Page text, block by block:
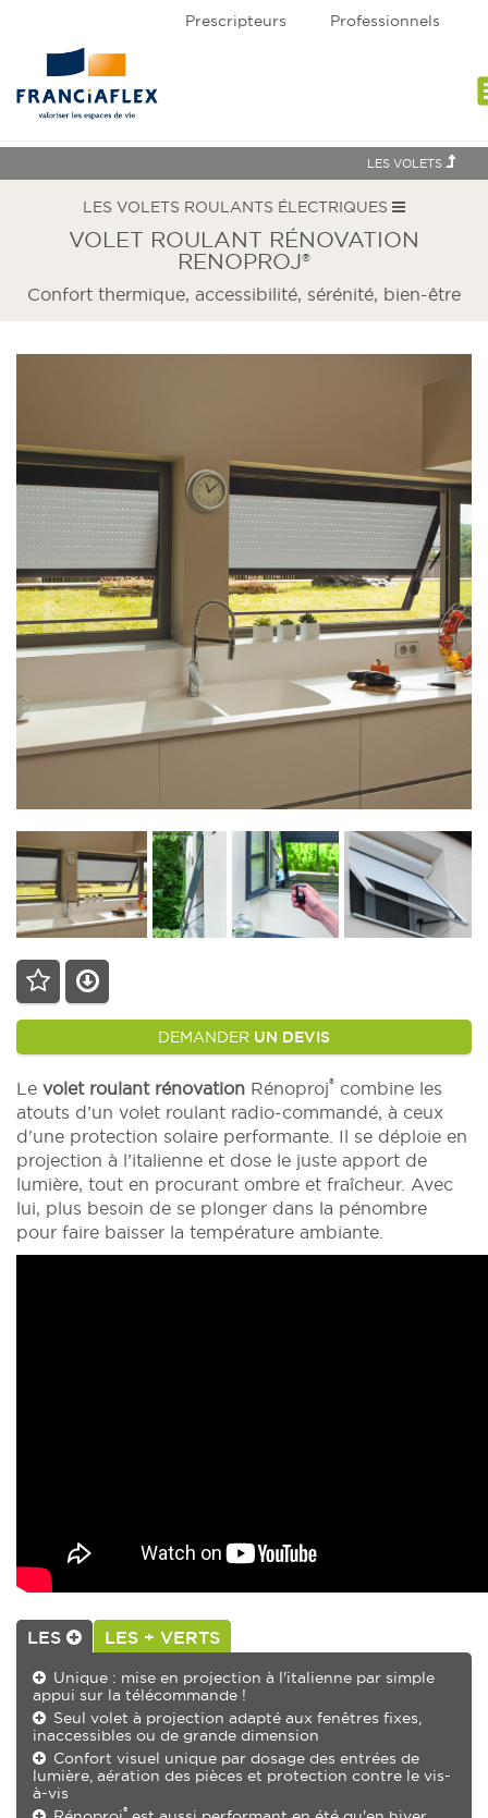
Prescripteurs Professionnels
LES VOLETS
LES VOLETS ROULANTS ÉLECTRIQUES
VOLET ROULANT RÉNOVATION
RENOPROJ®
Confort thermique, accessibilité, sérénité, bien-être
DEMANDER UN DEVIS
Le volet roulant rénovation Rénoproj® combine les
atouts d’un volet roulant radio-commandé, à ceux
d'une protection solaire performante. Il se déploie en
projection à l’italienne et dose le juste apport de
lumière, tout en procurant ombre et fraîcheur. Avec
lui, plus besoin de se plonger dans la pénombre
pour faire baisser la température ambiante.
LES LES + VERTS
Unique : mise en projection à l'italienne par simple
appui sur la télécommande !
Seul volet à projection adapté aux fenêtres fixes,
inaccessibles ou de grande dimension
Confort visuel unique par dosage des entrées de
lumière, aération des pièces et protection contre le vis-
à-vis
®